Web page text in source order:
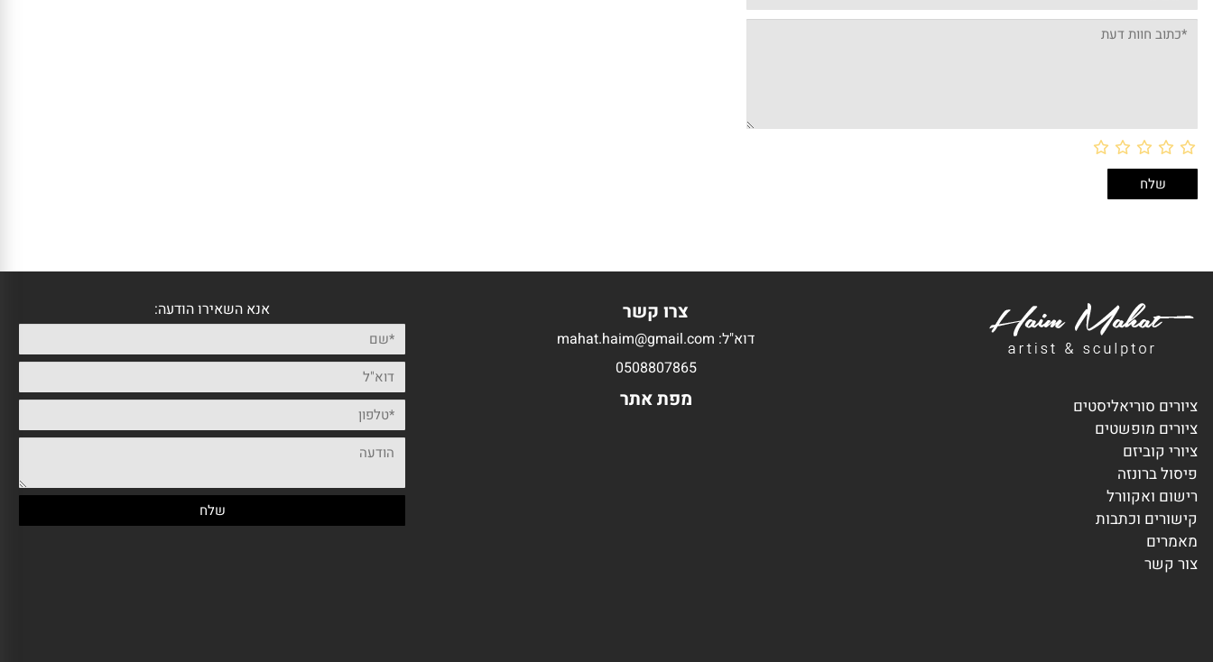
ציורים סוריאליסטים
ציורים מופשטים
ציורי קוביזם
פיסול ברונזה
רישום ואקוורל
קישורים וכתבות
מאמרים
צור קשר
צרו קשר
דוא"ל: mahat.haim@gmail.com
0508807865
מפת אתר
אנא השאירו הודעה: